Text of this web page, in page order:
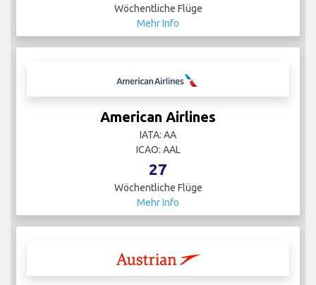
Wöchentliche Flüge
Mehr Info
American Airlines
IATA: AA
ICAO: AAL
27
Wöchentliche Flüge
Mehr Info